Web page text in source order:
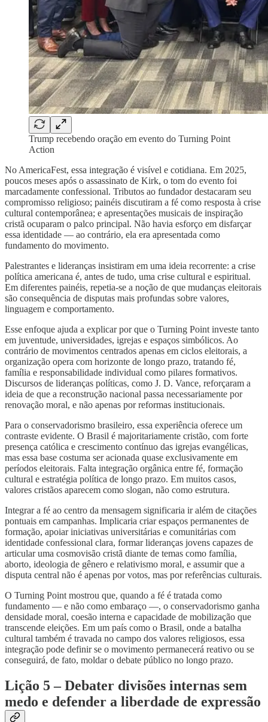
Trump recebendo oração em evento do Turning Point
Action
No AmericaFest, essa integração é visível e cotidiana. Em 2025,
poucos meses após o assassinato de Kirk, o tom do evento foi
marcadamente confessional. Tributos ao fundador destacaram seu
compromisso religioso; painéis discutiram a fé como resposta à crise
cultural contemporânea; e apresentações musicais de inspiração
cristã ocuparam o palco principal. Não havia esforço em disfarçar
essa identidade — ao contrário, ela era apresentada como
fundamento do movimento.
Palestrantes e lideranças insistiram em uma ideia recorrente: a crise
política americana é, antes de tudo, uma crise cultural e espiritual.
Em diferentes painéis, repetia-se a noção de que mudanças eleitorais
são consequência de disputas mais profundas sobre valores,
linguagem e comportamento.
Esse enfoque ajuda a explicar por que o Turning Point investe tanto
em juventude, universidades, igrejas e espaços simbólicos. Ao
contrário de movimentos centrados apenas em ciclos eleitorais, a
organização opera com horizonte de longo prazo, tratando fé,
família e responsabilidade individual como pilares formativos.
Discursos de lideranças políticas, como J. D. Vance, reforçaram a
ideia de que a reconstrução nacional passa necessariamente por
renovação moral, e não apenas por reformas institucionais.
Para o conservadorismo brasileiro, essa experiência oferece um
contraste evidente. O Brasil é majoritariamente cristão, com forte
presença católica e crescimento contínuo das igrejas evangélicas,
mas essa base costuma ser acionada quase exclusivamente em
períodos eleitorais. Falta integração orgânica entre fé, formação
cultural e estratégia política de longo prazo. Em muitos casos,
valores cristãos aparecem como slogan, não como estrutura.
Integrar a fé ao centro da mensagem significaria ir além de citações
pontuais em campanhas. Implicaria criar espaços permanentes de
formação, apoiar iniciativas universitárias e comunitárias com
identidade confessional clara, formar lideranças jovens capazes de
articular uma cosmovisão cristã diante de temas como família,
aborto, ideologia de gênero e relativismo moral, e assumir que a
disputa central não é apenas por votos, mas por referências culturais.
O Turning Point mostrou que, quando a fé é tratada como
fundamento — e não como embaraço —, o conservadorismo ganha
densidade moral, coesão interna e capacidade de mobilização que
transcende eleições. Em um país como o Brasil, onde a batalha
cultural também é travada no campo dos valores religiosos, essa
integração pode definir se o movimento permanecerá reativo ou se
conseguirá, de fato, moldar o debate público no longo prazo.
Lição 5 – Debater divisões internas sem
medo e defender a liberdade de expressão